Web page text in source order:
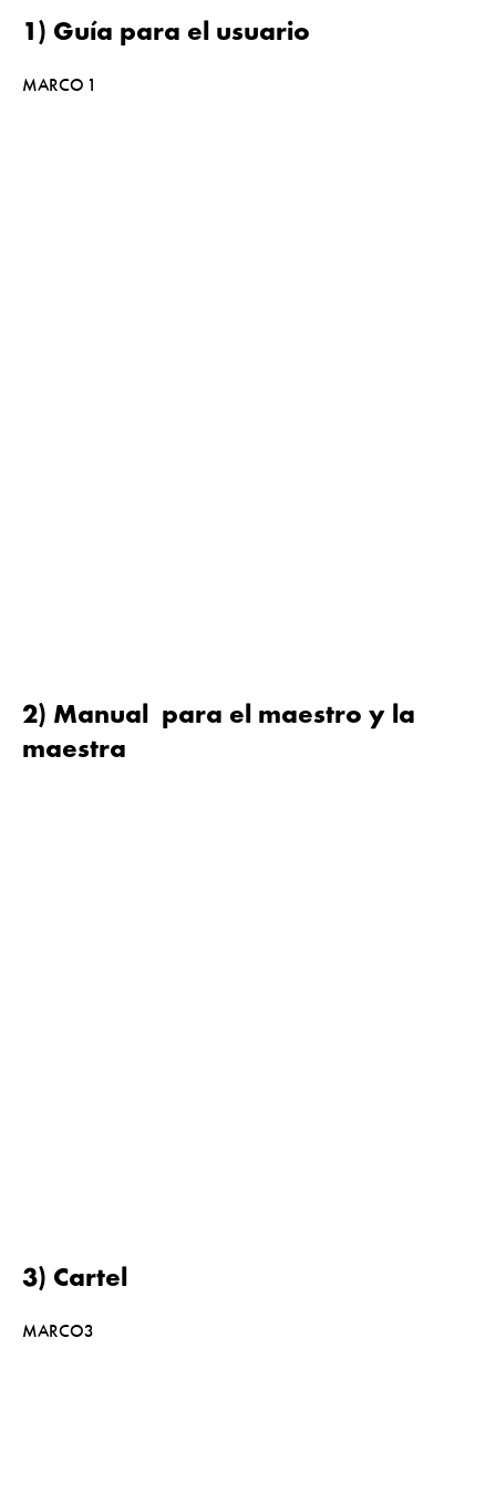
1) Guía para el usuario
MARCO 1
2) Manual para el maestro y la
maestra
3) Cartel
MARCO3